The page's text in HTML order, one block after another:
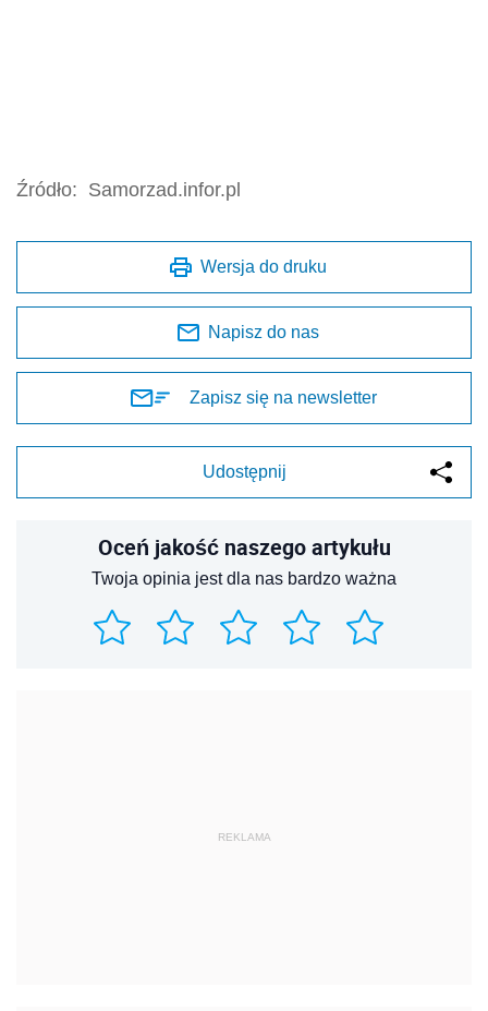
Źródło: Samorzad.infor.pl
Wersja do druku
Napisz do nas
Zapisz się na newsletter
Udostępnij
Oceń jakość naszego artykułu
Twoja opinia jest dla nas bardzo ważna
REKLAMA